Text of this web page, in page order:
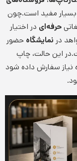
مفید است.چون
حرفه‌ای در اختیار
در نمایشگاه حضور
این حالت، چاپ
نیاز سفارش داده شود